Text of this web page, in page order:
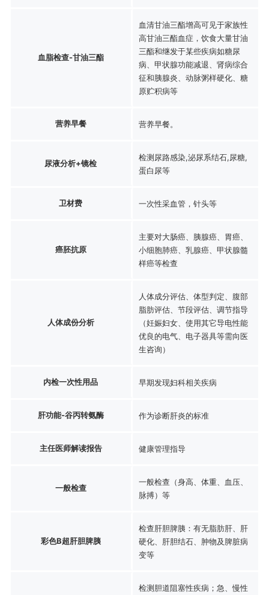
血脂检查-甘油三酯
血清甘油三酯增高可见于家族性
高甘油三酯血症，饮食大量甘油
三酯和继发于某些疾病如糖尿
病、甲状腺功能减退、肾病综合
征和胰腺炎、动脉粥样硬化、糖
原贮积病等
营养早餐 营养早餐。
尿液分析+镜检
检测尿路感染,泌尿系结石,尿糖,
蛋白尿等
卫材费 一次性采血管，针头等
癌胚抗原
主要对大肠癌、胰腺癌、胃癌、
小细胞肺癌、乳腺癌、甲状腺髓
样癌等检查
人体成份分析
人体成分评估、体型判定、腹部
脂肪评估、节段评估、调节指导
（妊娠妇女、使用其它导电性能
优良的电气、电子器具等需向医
生咨询）
内检一次性用品 早期发现妇科相关疾病
肝功能-谷丙转氨酶 作为诊断肝炎的标准
主任医师解读报告 健康管理指导
一般检查
一般检查（身高、体重、血压、
脉搏）等
彩色B超肝胆脾胰
检查肝胆脾胰：有无脂肪肝、肝
硬化、肝胆结石、肿物及脾脏病
变等
检测胆道阻塞性疾病；急、慢性